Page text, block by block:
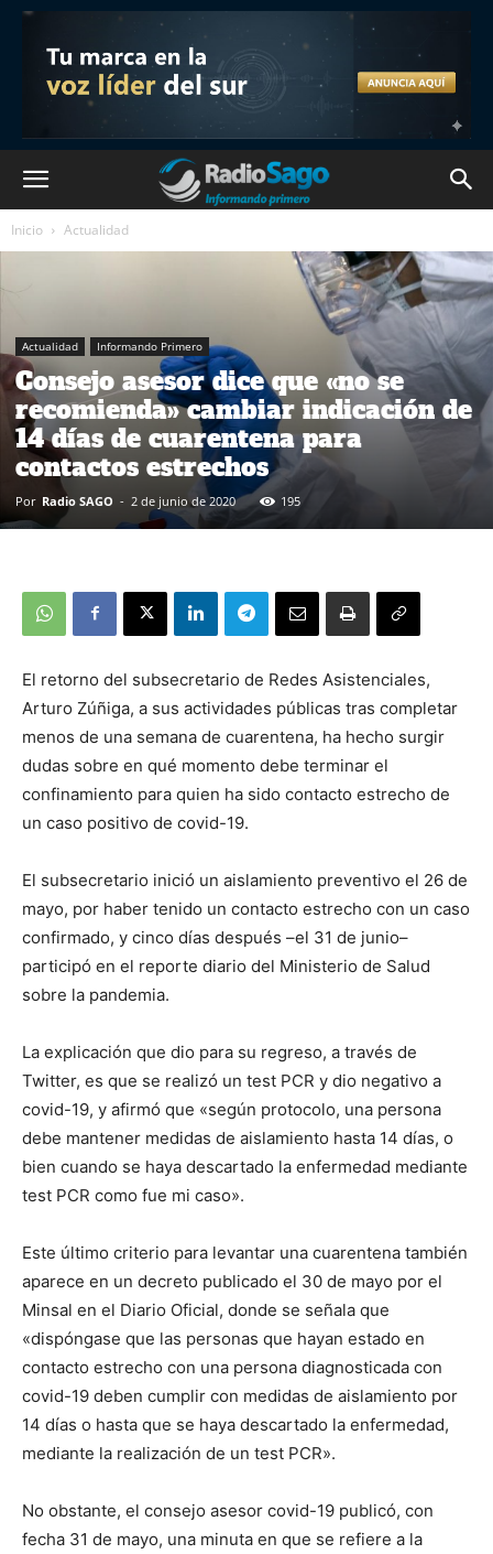
Inicio Actualidad
Actualidad Informando Primero
Consejo asesor dice que «no se
recomienda» cambiar indicación de
14 días de cuarentena para
contactos estrechos
Por Radio SAGO - 2 de junio de 2020 195
El retorno del subsecretario de Redes Asistenciales,
Arturo Zúñiga, a sus actividades públicas tras completar
menos de una semana de cuarentena, ha hecho surgir
dudas sobre en qué momento debe terminar el
confinamiento para quien ha sido contacto estrecho de
un caso positivo de covid-19.
El subsecretario inició un aislamiento preventivo el 26 de
mayo, por haber tenido un contacto estrecho con un caso
confirmado, y cinco días después –el 31 de junio–
participó en el reporte diario del Ministerio de Salud
sobre la pandemia.
La explicación que dio para su regreso, a través de
Twitter, es que se realizó un test PCR y dio negativo a
covid-19, y afirmó que «según protocolo, una persona
debe mantener medidas de aislamiento hasta 14 días, o
bien cuando se haya descartado la enfermedad mediante
test PCR como fue mi caso».
Este último criterio para levantar una cuarentena también
aparece en un decreto publicado el 30 de mayo por el
Minsal en el Diario Oficial, donde se señala que
«dispóngase que las personas que hayan estado en
contacto estrecho con una persona diagnosticada con
covid-19 deben cumplir con medidas de aislamiento por
14 días o hasta que se haya descartado la enfermedad,
mediante la realización de un test PCR».
No obstante, el consejo asesor covid-19 publicó, con
fecha 31 de mayo, una minuta en que se refiere a la